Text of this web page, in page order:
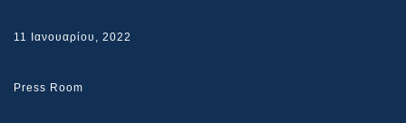
11 Ιανουαρίου, 2022
Press Room